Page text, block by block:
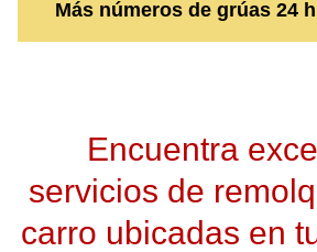
Más números de grúas 24
Encuentra
servicios de
carro ubicadas en